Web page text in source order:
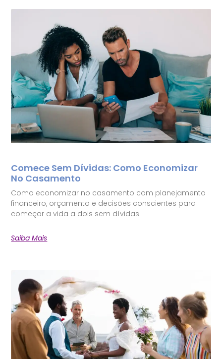
Comece Sem Dívidas: Como Economizar
No Casamento
Como economizar no casamento com planejamento
financeiro, orçamento e decisões conscientes para
começar a vida a dois sem dívidas.
Saiba Mais